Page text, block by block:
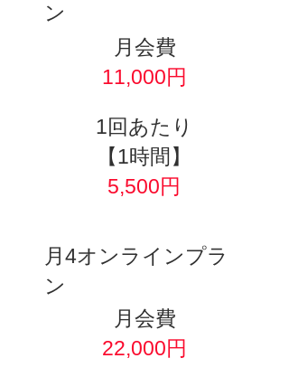
ン
​月会費
11,000円
​1回あたり
【1時間】
5,500円
​月4オンラインプラ
ン
​月会費
22,000円